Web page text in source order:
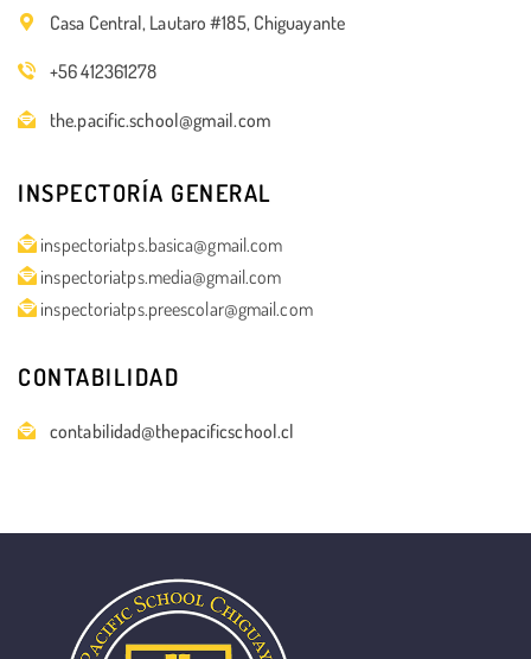
Casa Central, Lautaro #185, Chiguayante
+56 412361278
the.pacific.school@gmail.com
INSPECTORÍA GENERAL
inspectoriatps.basica@gmail.com
inspectoriatps.media@gmail.com
inspectoriatps.preescolar@gmail.com
CONTABILIDAD
contabilidad@thepacificschool.cl